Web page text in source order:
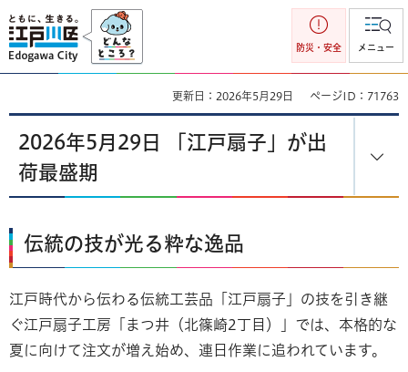
江戸川区
防災・安全 メニュー
更新日：2026年5月29日 ページID：71763
2026年5月29日 「江戸扇子」が出
荷最盛期
伝統の技が光る粋な逸品
江戸時代から伝わる伝統工芸品「江戸扇子」の技を引き継
ぐ江戸扇子工房「まつ井（北篠崎2丁目）」では、本格的な
夏に向けて注文が増え始め、連日作業に追われています。